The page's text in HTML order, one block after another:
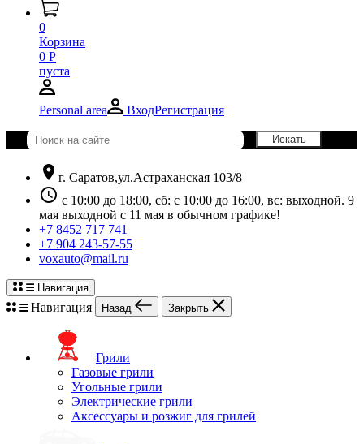
0
Корзина
0 Р
пуста
Personal area ВходРегистрация
location_on г. Саратов,ул.Астраханская 103/8
schedule с 10:00 до 18:00, сб: с 10:00 до 16:00, вс: выходной. 9
мая выходной с 11 мая в обычном графике!
+7 8452 717 741
+7 904 243-57-55
voxauto@mail.ru
Навигация
Навигация Назад Закрыть
Грили
Газовые грили
Угольные грили
Электрические грили
Аксессуары и розжиг для грилей